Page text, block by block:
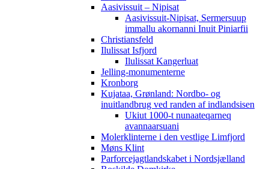
Aasivissuit – Nipisat
Aasivissuit-Nipisat, Sermersuup
immallu akornanni Inuit Piniarfii
Christiansfeld
Ilulissat Isfjord
Ilulissat Kangerluat
Jelling-monumenterne
Kronborg
Kujataa, Grønland: Nordbo- og
inuitlandbrug ved randen af indlandsisen
Ukiut 1000-t nunaateqarneq
avannaarsuani
Molerklinterne i den vestlige Limfjord
Møns Klint
Parforcejagtlandskabet i Nordsjælland